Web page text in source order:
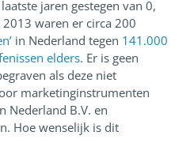
jaren gestegen van 0,
waren er circa 200
in Nederland tegen 141.000
elders. Er is geen
als deze niet
marketinginstrumenten
Nederland B.V. en
Hoe wenselijk is dit